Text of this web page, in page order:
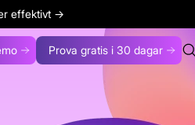
effektivt →
Prova gratis i 30 dagar